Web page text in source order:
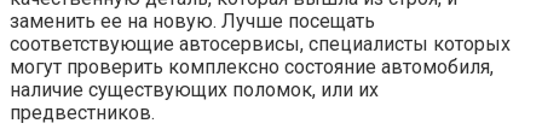
заменить ее на новую. Лучше посещать
соответствующие автосервисы, специалисты которых
могут проверить комплексно состояние автомобиля,
наличие существующих поломок, или их
предвестников.